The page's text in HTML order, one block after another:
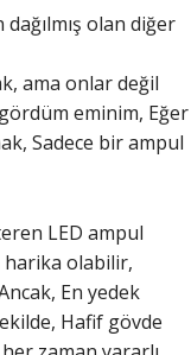
olan diğer
ama onlar değil
eminim, Eğer
Sadece bir ampul
LED ampul
harika olabilir,
En yedek
Hafif gövde